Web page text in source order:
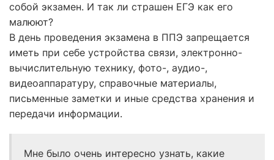
собой экзамен. И так ли страшен ЕГЭ как его
малюют?
В день проведения экзамена в ППЭ запрещается
иметь при себе устройства связи, электронно-
вычислительную технику, фото-, аудио-,
видеоаппаратуру, справочные материалы,
письменные заметки и иные средства хранения и
передачи информации.
Мне было очень интересно узнать, какие